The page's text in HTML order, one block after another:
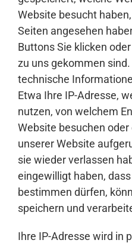
Website besucht
Seiten angesehen
Buttons Sie klicken
zu uns gekommen
technische
Etwa Ihre IP-Adresse,
nutzen, von welchem
Website besuchen
unserer Website
sie wieder verlassen
eingewilligt haben,
bestimmen dürfen,
speichern und
Ihre IP-Adresse wird in